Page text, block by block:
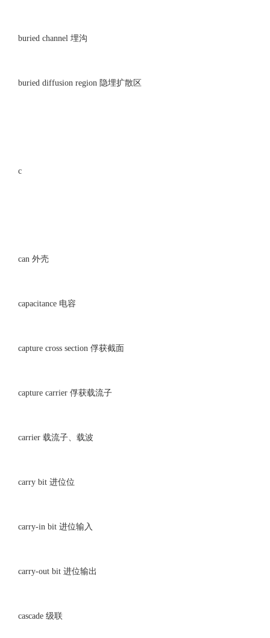
buried channel 埋沟
buried diffusion region 隐埋扩散区
c
can 外壳
capacitance 电容
capture cross section 俘获截面
capture carrier 俘获载流子
carrier 载流子、载波
carry bit 进位位
carry-in bit 进位输入
carry-out bit 进位输出
cascade 级联